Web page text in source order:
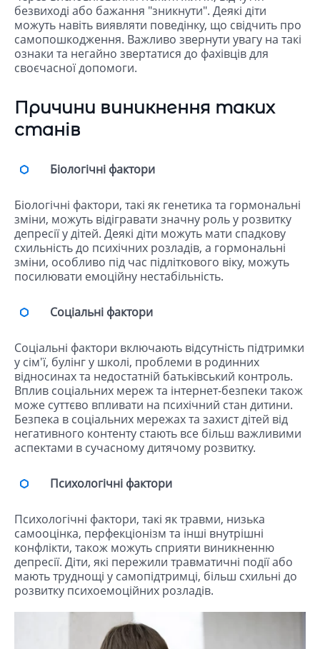
безвиході або бажання "зникнути". Деякі діти
можуть навіть виявляти поведінку, що свідчить про
самопошкодження. Важливо звернути увагу на такі
ознаки та негайно звертатися до фахівців для
своєчасної допомоги.
Причини виникнення таких
станів
Біологічні фактори
Біологічні фактори, такі як генетика та гормональні
зміни, можуть відігравати значну роль у розвитку
депресії у дітей. Деякі діти можуть мати спадкову
схильність до психічних розладів, а гормональні
зміни, особливо під час підліткового віку, можуть
посилювати емоційну нестабільність.
Соціальні фактори
Соціальні фактори включають відсутність підтримки
у сім'ї, булінг у школі, проблеми в родинних
відносинах та недостатній батьківський контроль.
Вплив соціальних мереж та інтернет-безпеки також
може суттєво впливати на психічний стан дитини.
Безпека в соціальних мережах та захист дітей від
негативного контенту стають все більш важливими
аспектами в сучасному дитячому розвитку.
Психологічні фактори
Психологічні фактори, такі як травми, низька
самооцінка, перфекціонізм та інші внутрішні
конфлікти, також можуть сприяти виникненню
депресії. Діти, які пережили травматичні події або
мають труднощі у самопідтримці, більш схильні до
розвитку психоемоційних розладів.